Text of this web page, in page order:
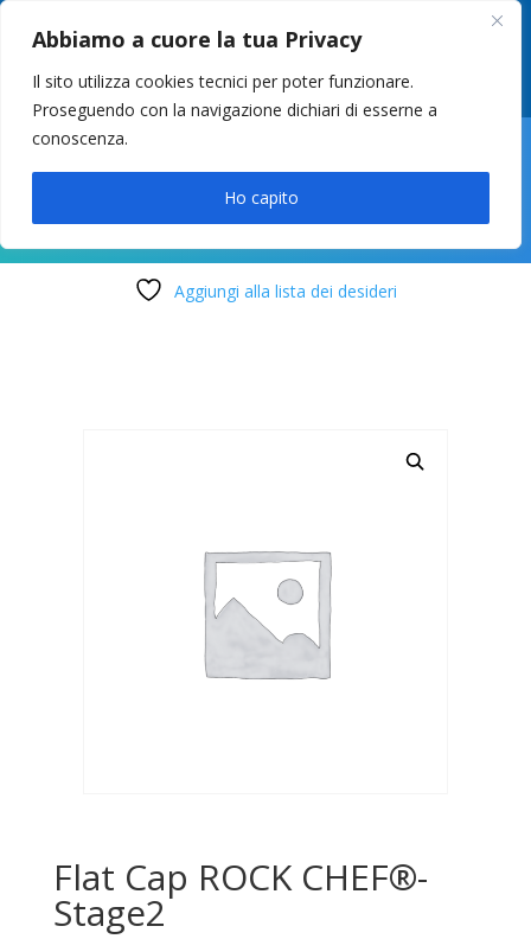
Abbiamo a cuore la tua Privacy
Il sito utilizza cookies tecnici per poter funzionare.
Proseguendo con la navigazione dichiari di esserne a
conoscenza.
Ho capito
049 8627946 –info@cstosetto.it
LUN-VEN 9-12 / 14:30-17
Aggiungi alla lista dei desideri
Flat Cap ROCK CHEF®-
Stage2